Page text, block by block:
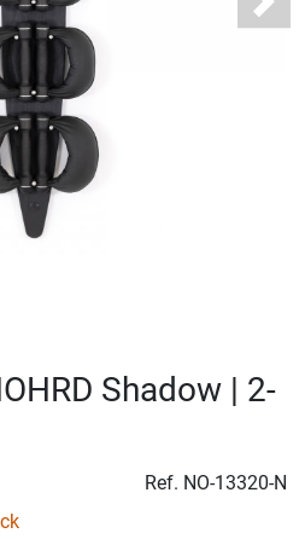
Next
Shadow | 2-
Ref. NO-13320-N